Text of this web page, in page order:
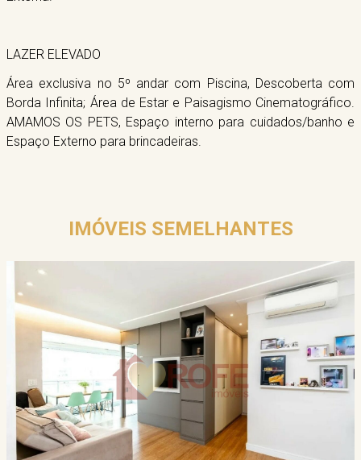
LAZER ELEVADO
Área exclusiva no 5º andar com Piscina, Descoberta com
Borda Infinita; Área de Estar e Paisagismo Cinematográfico.
AMAMOS OS PETS, Espaço interno para cuidados/banho e
Espaço Externo para brincadeiras.
IMÓVEIS SEMELHANTES